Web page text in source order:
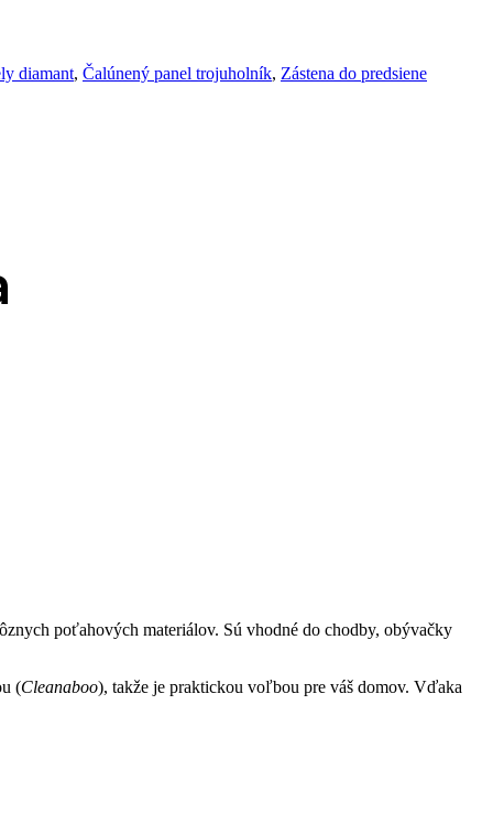
diamant, Čalúnený panel trojuholník, Zástena do predsiene
poťahových materiálov. Sú vhodné do chodby, obývačky
(Cleanaboo), takže je praktickou voľbou pre váš domov. Vďaka